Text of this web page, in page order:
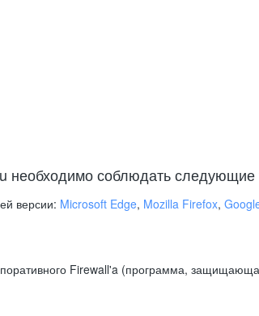
необходимо соблюдать следующие
версии: Microsoft Edge, Mozilla Firefox,
Firewall'a (программа,